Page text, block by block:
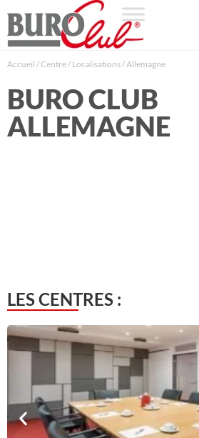
Accueil /Centre/ Localisations/Allemagne
BURO CLUB
ALLEMAGNE
LES CENTRES :